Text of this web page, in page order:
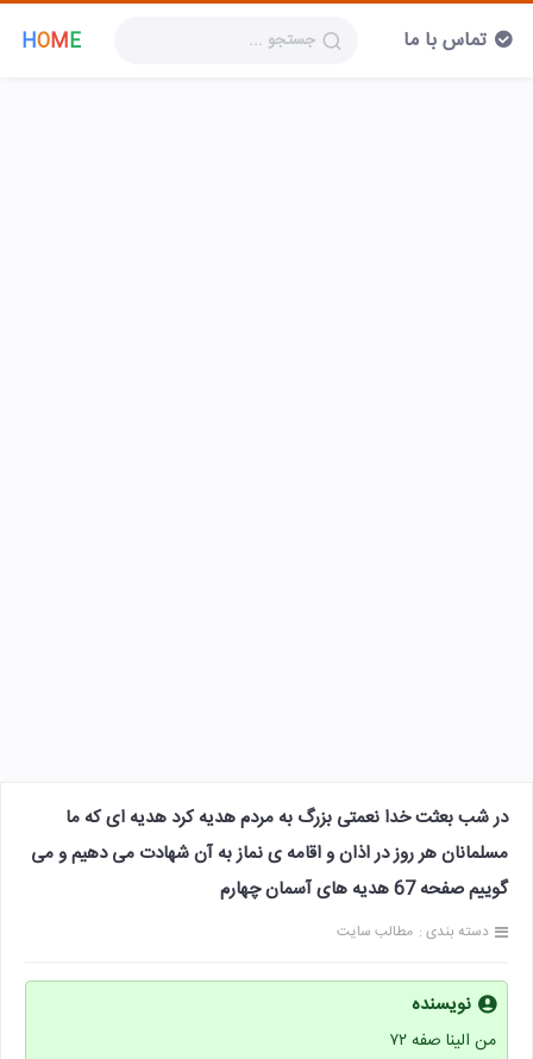
HOME تماس با ما
در شب بعثت خدا نعمتی بزرگ به مردم هدیه کرد هدیه ای که ما
مسلمانان هر روز در اذان و اقامه ی نماز به آن شهادت می دهیم و می
گوییم صفحه 67 هدیه های آسمان چهارم
دسته بندی : مطالب سایت
نویسنده
من الینا صفه ۷۲